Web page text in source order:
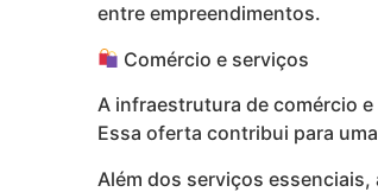
entre empreendimentos.
Comércio e serviços
A infraestrutura de comércio
Essa oferta contribui para
Além dos serviços